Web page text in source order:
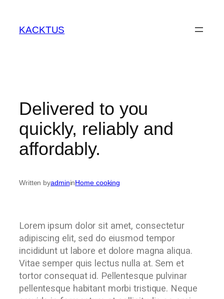
KACKTUS
Delivered to you
quickly, reliably and
affordably.
Written byadmininHome cooking
Lorem ipsum dolor sit amet, consectetur
adipiscing elit, sed do eiusmod tempor
incididunt ut labore et dolore magna aliqua.
Vitae semper quis lectus nulla at. Sem et
tortor consequat id. Pellentesque pulvinar
pellentesque habitant morbi tristique. Neque